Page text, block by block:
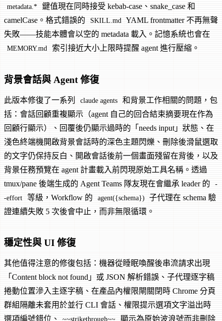
metadata.*
鍵值現在同時接受 kebab-case、snake_case 和
camelCase。格式錯誤的
SKILL.md
YAML frontmatter 不再無聲
失敗——技能本體會以空的 metadata 載入。記憶系統也會在
MEMORY.md 索引接近大小上限時提醒 agent 進行壓縮。
背景會話與 Agent 修復
此版本修復了一系列 claude agents
和背景工作相關的問題，包
括：會話回顧重複顯示（agent 自己的回合結束摘要現在作為
回顧行顯示）、回覆後仍顯示過時的「needs input」狀態、在
淺色終端機開啟背景會話時的深色主題閃爍、刪除後滑鼠選取
的文字仍保持反白、開啟會話後前一個畫面殘留在背後，以及
背景任務預覽在 agent 計畫載入前閃現原始工具名稱。透過
tmux/pane 後端生成的 Agent Teams 隊友現在會繼承 leader 的
-
-effort
等級，Workflow 的 agent({schema})
子代理在 schema 驗
證連續失敗 5 次後會中止，而非無限循環。
穩定性與 UI 修復
其他值得注意的修復包括：機器從睡眠喚醒後串流請求出現
「Content block not found」或 JSON 解析錯誤、子代理逐字稿
捲動位置滲入主逐字稿、在產品內權限閘關閉時 Chrome 分頁
群組隔離未套用於並行 CLI 會話、權限提示選項文字溢出時
選項編號錯位、
~~strikethrough~~
顯示為原始波浪號而非刪除